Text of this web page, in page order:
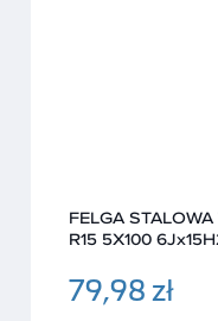
FELGA
R15 5X100
79,98 zł